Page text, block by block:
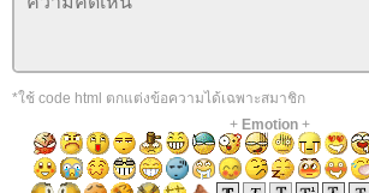
*ใช้ code html ตกแต่งข้อความได้เฉพาะสมาชิก
+ Emotion+